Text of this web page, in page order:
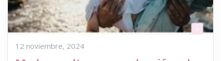
12 noviembre, 2024